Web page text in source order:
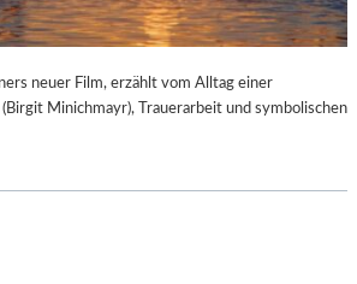
neuer Film, erzählt vom Alltag einer
Minichmayr), Trauerarbeit und symbolischen